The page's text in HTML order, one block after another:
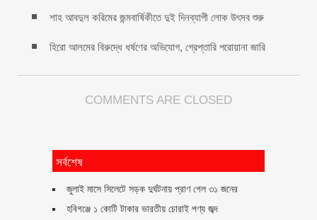
শাহ আবদুল করিমের জন্মবার্ষিকীতে দুই দিনব্যাপী লোক উৎসব শুরু
হিরো আলমের বিরুদ্ধে ধর্ষণের অভিযোগ, গ্রেপ্তারি পরোয়ানা জারি
COMMENTS ARE CLOSED
সর্বশেষ
জুলাই মাসে সিলেটে সড়ক দুর্ঘটনায় প্রাণ গেল ৩১ জনের
হবিগঞ্জে ১ কোটি টাকার ভারতীয় চোরাই পণ্য জব্দ